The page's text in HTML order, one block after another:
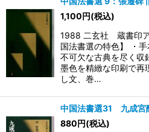
1,100円(税込)
1988 二玄社 蔵書印
国法書選の特色】 ・
不可欠な古典を尽く収
墨色を精緻な印刷で再
し文、巻…
中国法書選31 九成
880円(税込)